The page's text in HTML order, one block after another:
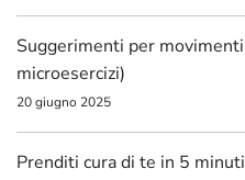
Suggerimenti per
microesercizi)
20 giugno 2025
Prenditi cura di te in 5